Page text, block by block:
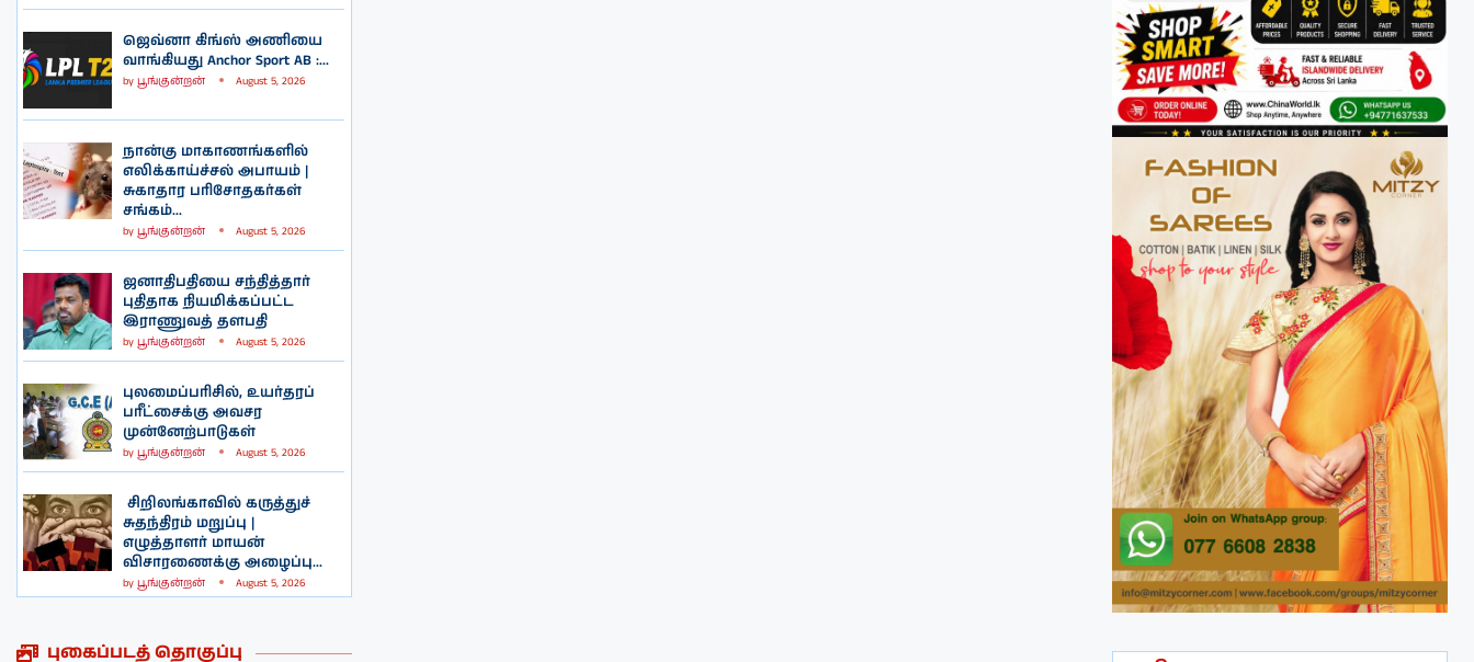
ஜெவ்னா கிங்ஸ் அணியை
வாங்கியது Anchor Sport AB :...
by பூங்குன்றன் August 5, 2026
நான்கு மாகாணங்களில்
எலிக்காய்ச்சல் அபாயம் |
சுகாதார பரிசோதகர்கள்
சங்கம்...
by பூங்குன்றன் August 5, 2026
ஜனாதிபதியை சந்தித்தார்
புதிதாக நியமிக்கப்பட்ட
இராணுவத் தளபதி
by பூங்குன்றன் August 5, 2026
புலமைப்பரிசில், உயர்தரப்
பரீட்சைக்கு அவசர
முன்னேற்பாடுகள்
by பூங்குன்றன் August 5, 2026
சிறிலங்காவில் கருத்துச்
சுதந்திரம் மறுப்பு |
எழுத்தாளர் மாயன்
விசாரணைக்கு அழைப்பு...
by பூங்குன்றன் August 5, 2026
புகைப்படத் தொகுப்பு